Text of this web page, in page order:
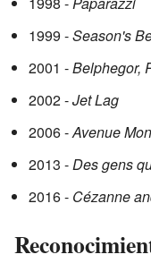
1999 -Season's
2001 -Belphegor,
2002 -Jet Lag
2006 -Avenue
2013 -Des gens
2016 - Cézanne